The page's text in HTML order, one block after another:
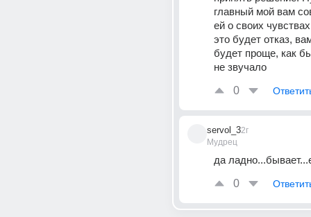
главный мой вам
ей о своих
это будет отказ,
будет проще, как
не звучало
0
servol_3
Мудрец
2г
да
0